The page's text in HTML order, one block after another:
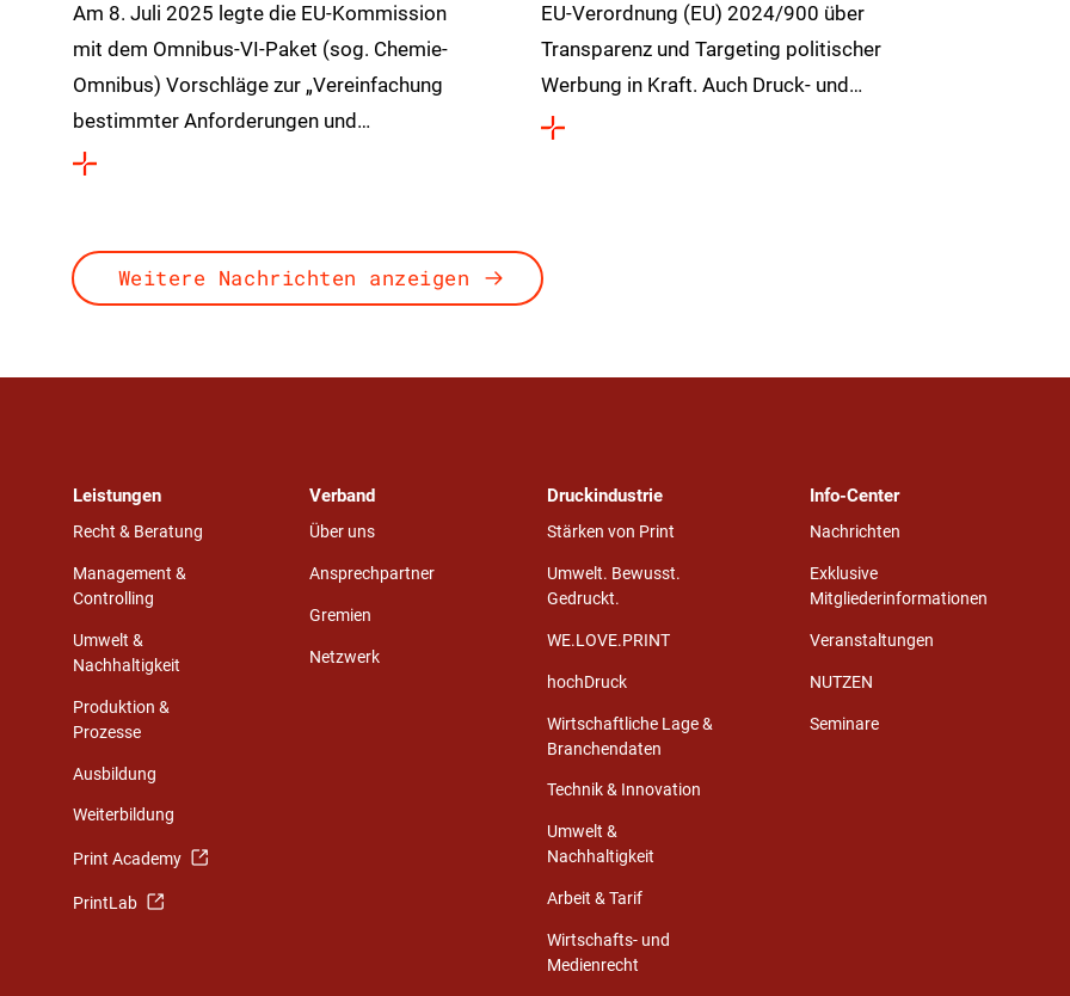
Am 8. Juli 2025 legte die EU-Kommission
mit dem Omnibus-VI-Paket (sog. Chemie-
Omnibus) Vorschläge zur „Vereinfachung
bestimmter Anforderungen und…
EU-Verordnung (EU) 2024/900 über
Transparenz und Targeting politischer
Werbung in Kraft. Auch Druck- und…
Weitere Nachrichten anzeigen
Leistungen
Recht & Beratung
Management &
Controlling
Umwelt &
Nachhaltigkeit
Produktion &
Prozesse
Ausbildung
Weiterbildung
Print Academy
PrintLab
Verband
Über uns
Ansprechpartner
Gremien
Netzwerk
Druckindustrie
Stärken von Print
Umwelt. Bewusst.
Gedruckt.
WE.LOVE.PRINT
hochDruck
Wirtschaftliche Lage &
Branchendaten
Technik & Innovation
Umwelt &
Nachhaltigkeit
Arbeit & Tarif
Wirtschafts- und
Medienrecht
Info-Center
Nachrichten
Exklusive
Mitgliederinformationen
Veranstaltungen
NUTZEN
Seminare